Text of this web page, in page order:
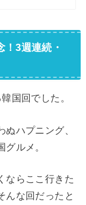
3週連続・
国回でした。
ハプニング、
ルメ。
ならここ行きた
んな回だったと